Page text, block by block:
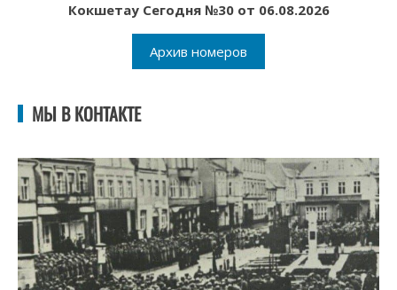
Кокшетау Сегодня №30 от 06.08.2026
Архив номеров
МЫ В КОНТАКТЕ